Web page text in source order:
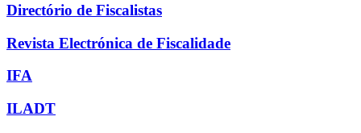
Directório de Fiscalistas
Revista Electrónica de Fiscalidade
IFA
ILADT